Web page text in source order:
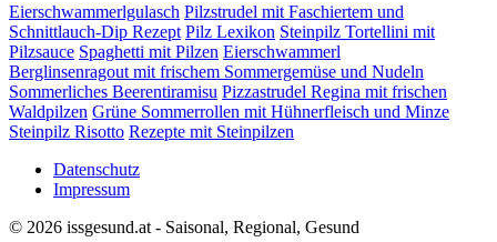
Eierschwammerlgulasch Pilzstrudel mit Faschiertem und
Schnittlauch-Dip Rezept Pilz Lexikon Steinpilz Tortellini mit
Pilzsauce Spaghetti mit Pilzen Eierschwammerl
Berglinsenragout mit frischem Sommergemüse und Nudeln
Sommerliches Beerentiramisu Pizzastrudel Regina mit frischen
Waldpilzen Grüne Sommerrollen mit Hühnerfleisch und Minze
Steinpilz Risotto Rezepte mit Steinpilzen
Datenschutz
Impressum
© 2026 issgesund.at - Saisonal, Regional, Gesund